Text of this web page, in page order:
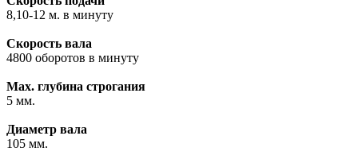
8,10-12 м. в минуту
Скорость вала
4800 оборотов в минуту
Max. глубина строгания
5 мм.
Диаметр вала
105 мм.